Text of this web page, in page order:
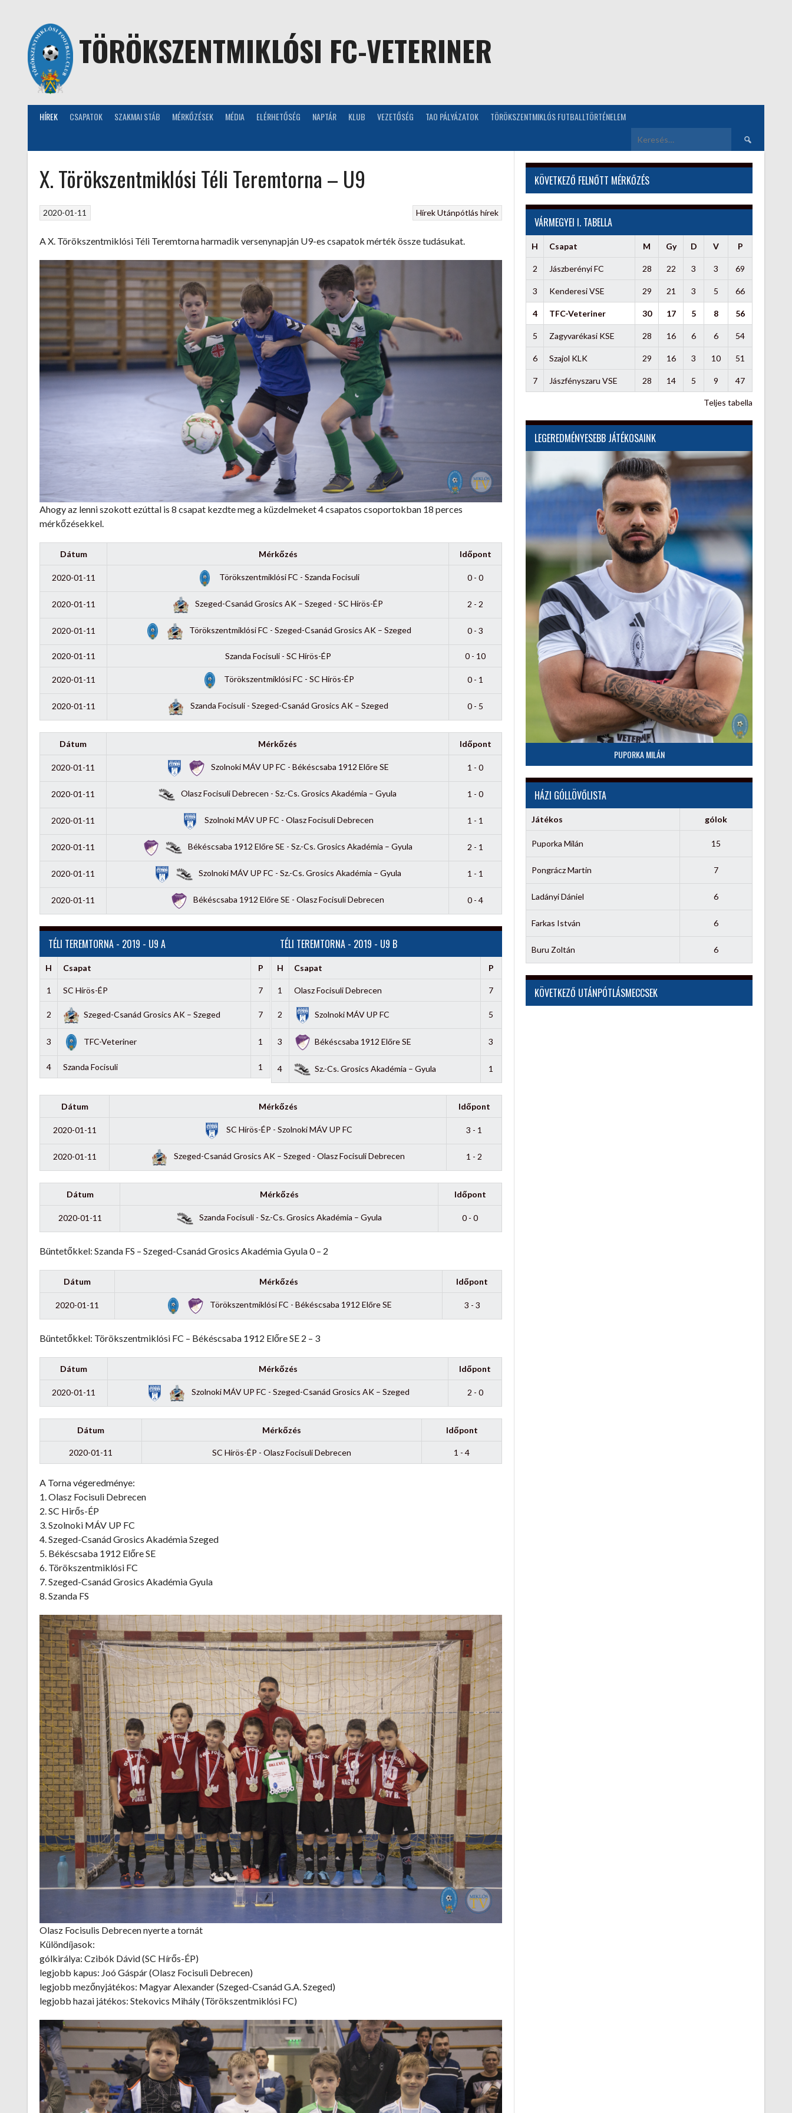
TÖRÖKSZENTMIKLÓSI FC-VETERINER
HÍREK CSAPATOK SZAKMAI STÁB MÉRKŐZÉSEK MÉDIA ELÉRHETŐSÉG NAPTÁR KLUB VEZETŐSÉG TAO PÁLYÁZATOK TÖRÖKSZENTMIKLÓS FUTBALLTÖRTÉNELEM
Keresés:
X. Törökszentmiklósi Téli Teremtorna – U9
HírekUtánpótlás hírek
2020-01-11
A X. Törökszentmiklósi Téli Teremtorna harmadik versenynapján U9-es csapatok mérték össze tudásukat.
Ahogy az lenni szokott ezúttal is 8 csapat kezdte meg a küzdelmeket 4 csapatos csoportokban 18 perces
mérkőzésekkel.
Dátum Mérkőzés Időpont
2020-01-11 Törökszentmiklósi FC - Szanda Focisuli 0 - 0
2020-01-11 Szeged-Csanád Grosics AK – Szeged - SC Hírös-ÉP 2 - 2
2020-01-11 Törökszentmiklósi FC - Szeged-Csanád Grosics AK – Szeged 0 - 3
2020-01-11 Szanda Focisuli - SC Hírös-ÉP 0 - 10
2020-01-11 Törökszentmiklósi FC - SC Hírös-ÉP 0 - 1
2020-01-11 Szanda Focisuli - Szeged-Csanád Grosics AK – Szeged 0 - 5
Dátum Mérkőzés Időpont
2020-01-11 Szolnoki MÁV UP FC - Békéscsaba 1912 Előre SE 1 - 0
2020-01-11 Olasz Focisuli Debrecen - Sz.-Cs. Grosics Akadémia – Gyula 1 - 0
2020-01-11 Szolnoki MÁV UP FC - Olasz Focisuli Debrecen 1 - 1
2020-01-11 Békéscsaba 1912 Előre SE - Sz.-Cs. Grosics Akadémia – Gyula 2 - 1
2020-01-11 Szolnoki MÁV UP FC - Sz.-Cs. Grosics Akadémia – Gyula 1 - 1
2020-01-11 Békéscsaba 1912 Előre SE - Olasz Focisuli Debrecen 0 - 4
TÉLI TEREMTORNA - 2019 - U9 A
H Csapat P
1 SC Hírös-ÉP 7
2 Szeged-Csanád Grosics AK – Szeged 7
3 TFC-Veteriner 1
4 Szanda Focisuli 1
TÉLI TEREMTORNA - 2019 - U9 B
H Csapat P
1 Olasz Focisuli Debrecen 7
2 Szolnoki MÁV UP FC 5
3 Békéscsaba 1912 Előre SE 3
4 Sz.-Cs. Grosics Akadémia – Gyula 1
Dátum Mérkőzés Időpont
2020-01-11 SC Hírös-ÉP - Szolnoki MÁV UP FC 3 - 1
2020-01-11 Szeged-Csanád Grosics AK – Szeged - Olasz Focisuli Debrecen 1 - 2
Dátum Mérkőzés Időpont
2020-01-11 Szanda Focisuli - Sz.-Cs. Grosics Akadémia – Gyula 0 - 0
Büntetőkkel: Szanda FS – Szeged-Csanád Grosics Akadémia Gyula 0 – 2
Dátum Mérkőzés Időpont
2020-01-11 Törökszentmiklósi FC - Békéscsaba 1912 Előre SE 3 - 3
Büntetőkkel: Törökszentmiklósi FC – Békéscsaba 1912 Előre SE 2 – 3
Dátum Mérkőzés Időpont
2020-01-11 Szolnoki MÁV UP FC - Szeged-Csanád Grosics AK – Szeged 2 - 0
Dátum Mérkőzés Időpont
2020-01-11 SC Hírös-ÉP - Olasz Focisuli Debrecen 1 - 4
A Torna végeredménye:
1. Olasz Focisuli Debrecen
2. SC Hirős-ÉP
3. Szolnoki MÁV UP FC
4. Szeged-Csanád Grosics Akadémia Szeged
5. Békéscsaba 1912 Előre SE
6. Törökszentmiklósi FC
7. Szeged-Csanád Grosics Akadémia Gyula
8. Szanda FS
Olasz Focisulis Debrecen nyerte a tornát
Különdíjasok:
gólkirálya: Czibók Dávid (SC Hírős-ÉP)
legjobb kapus: Joó Gáspár (Olasz Focisuli Debrecen)
legjobb mezőnyjátékos: Magyar Alexander (Szeged-Csanád G.A. Szeged)
legjobb hazai játékos: Stekovics Mihály (Törökszentmiklósi FC)
KÖVETKEZŐ FELNŐTT MÉRKŐZÉS
VÁRMEGYEI I. TABELLA
H Csapat M Gy D V P
2 Jászberényi FC 28 22 3 3 69
3 Kenderesi VSE 29 21 3 5 66
4 TFC-Veteriner 30 17 5 8 56
5 Zagyvarékasi KSE 28 16 6 6 54
6 Szajol KLK 29 16 3 10 51
7 Jászfényszaru VSE 28 14 5 9 47
Teljes tabella
LEGEREDMÉNYESEBB JÁTÉKOSAINK
PUPORKA MILÁN
HÁZI GÓLLÖVŐLISTA
Játékos gólok
Puporka Milán 15
Pongrácz Martin 7
Ladányi Dániel 6
Farkas István 6
Buru Zoltán 6
KÖVETKEZŐ UTÁNPÓTLÁSMECCSEK